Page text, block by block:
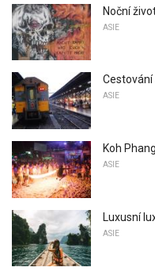
Noční
ASIE
Cestování
ASIE
Koh
ASIE
Luxusní
ASIE